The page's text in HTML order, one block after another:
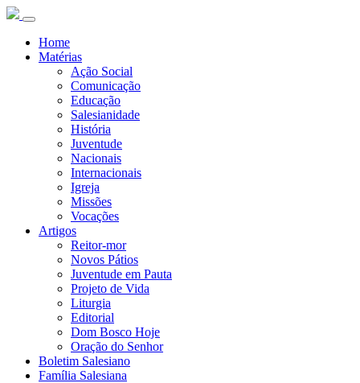
Home
Matérias
Ação Social
Comunicação
Educação
Salesianidade
História
Juventude
Nacionais
Internacionais
Igreja
Missões
Vocações
Artigos
Reitor-mor
Novos Pátios
Juventude em Pauta
Projeto de Vida
Liturgia
Editorial
Dom Bosco Hoje
Oração do Senhor
Boletim Salesiano
Família Salesiana